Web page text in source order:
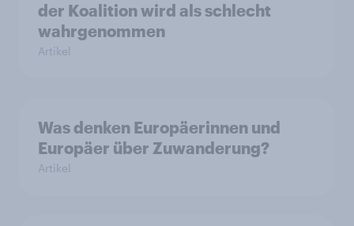
der Koalition wird als schlecht
wahrgenommen
Artikel
Was denken Europäerinnen und
Europäer über Zuwanderung?
Artikel